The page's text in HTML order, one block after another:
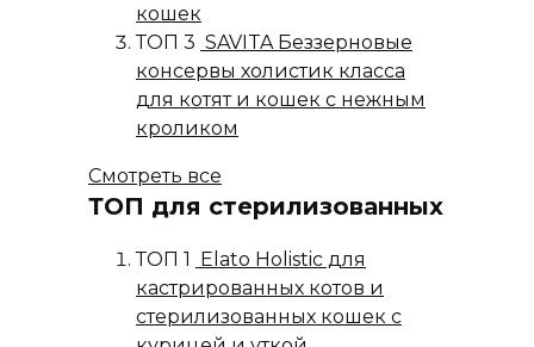
кошек
ТОП 3 SAVITA Беззерновые
консервы холистик класса
для котят и кошек с нежным
кроликом
Смотреть все
ТОП для стерилизованных
ТОП 1 Elato Holistic для
кастрированных котов и
стерилизованных кошек с